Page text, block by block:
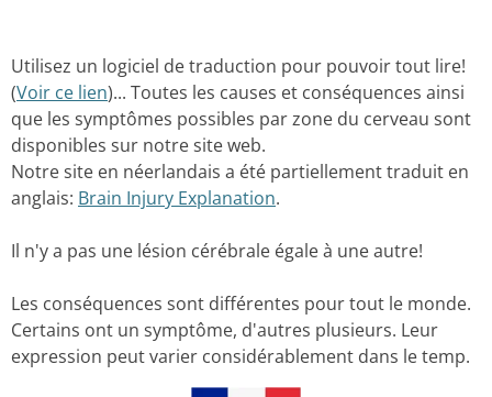
Utilisez un logiciel de traduction pour pouvoir tout lire!
(Voir ce lien)... Toutes les causes et conséquences ainsi
que les symptômes possibles par zone du cerveau sont
disponibles sur notre site web.
Notre site en néerlandais a été partiellement traduit en
anglais: Brain Injury Explanation.
Il n'y a pas une lésion cérébrale égale à une autre!
Les conséquences sont différentes pour tout le monde.
Certains ont un symptôme, d'autres plusieurs. Leur
expression peut varier considérablement dans le temp.